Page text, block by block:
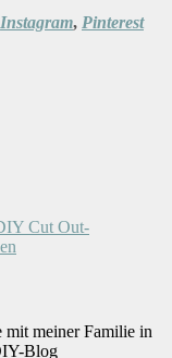
Instagram, Pinterest
Cut Out-
mit meiner Familie in
Blog